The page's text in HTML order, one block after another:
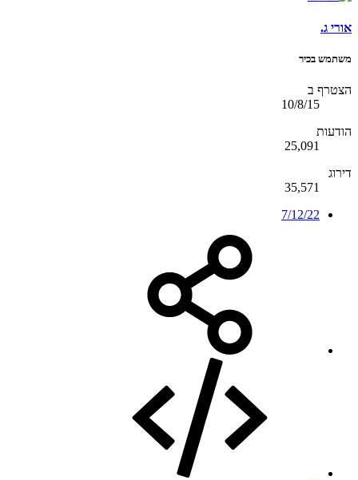
אורי ג.
משתמש בכיר
הצטרף ב
10/8/15
הודעות
25,091
דירוג
35,571
7/12/22